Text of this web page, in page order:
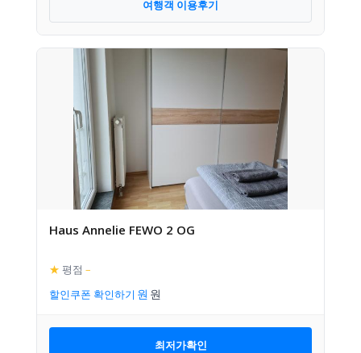
여행객 이용후기
Haus Annelie FEWO 2 OG
★ 평점 –
할인쿠폰 확인하기
최저가확인